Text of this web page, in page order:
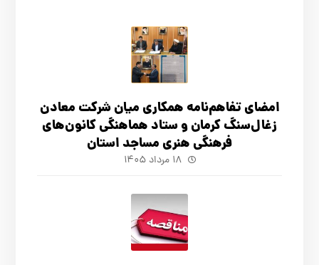
امضای تفاهم‌نامه همکاری میان شرکت معادن
زغال‌سنگ کرمان و ستاد هماهنگی کانون‌های
فرهنگی هنری مساجد استان
۱۸ مرداد ۱۴۰۵